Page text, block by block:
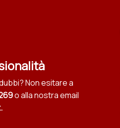
Non esitare a
o alla nostra email
.